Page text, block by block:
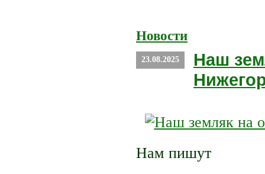
Новости
23.08.2025
Наш
Нам пишут